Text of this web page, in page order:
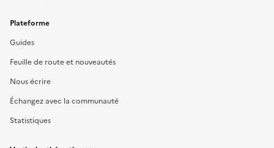
Plateforme
Guides
Feuille de route et nouveautés
Nous écrire
Échangez avec la communauté
Statistiques